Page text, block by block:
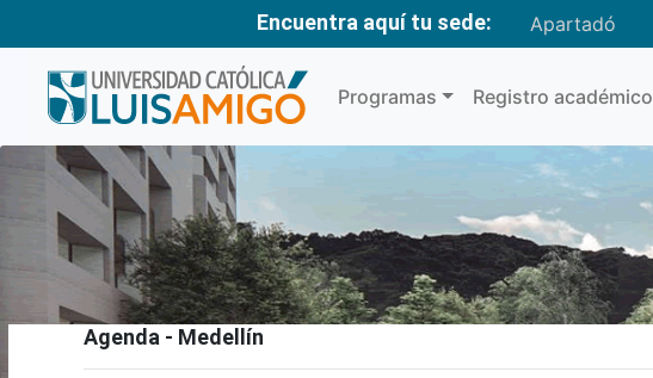
Encuentra aquí tu sede: Apartadó
Programas Registro académico
Agenda - Medellín